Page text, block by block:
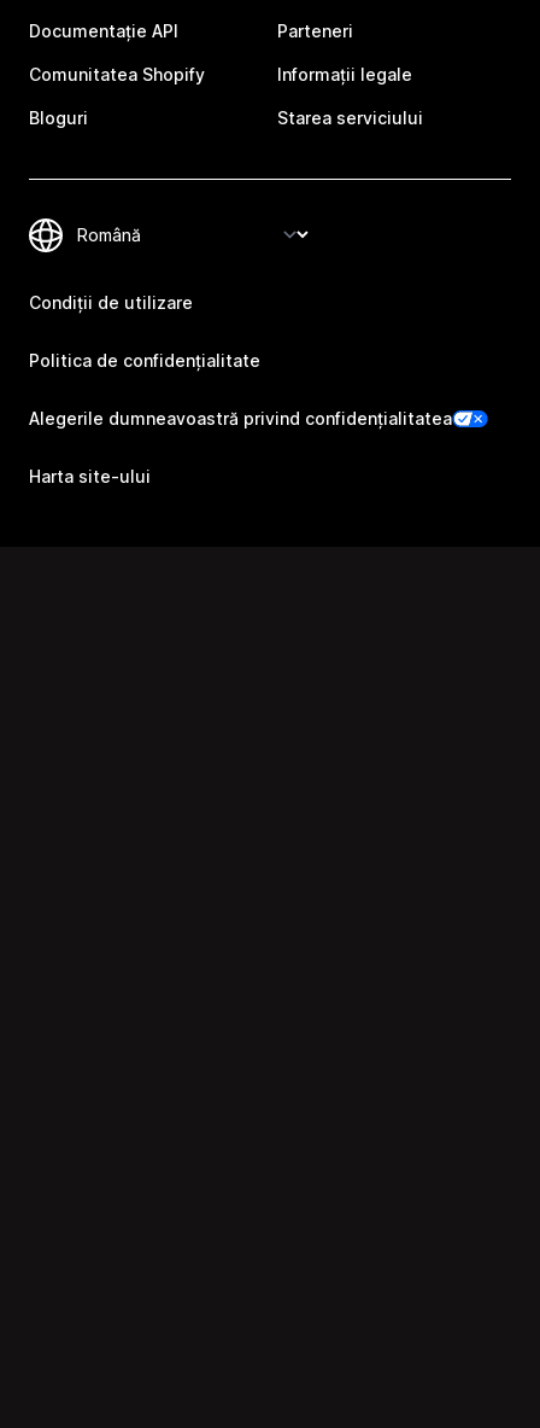
Documentație API
Comunitatea Shopify
Bloguri
Parteneri
Informații legale
Starea serviciului
Condiții de utilizare
Politica de confidențialitate
Alegerile dumneavoastră privind confidențialitatea
Harta site-ului